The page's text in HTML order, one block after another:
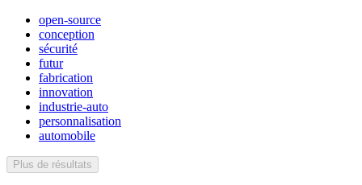
open-source
conception
sécurité
futur
fabrication
innovation
industrie-auto
personnalisation
automobile
Plus de résultats